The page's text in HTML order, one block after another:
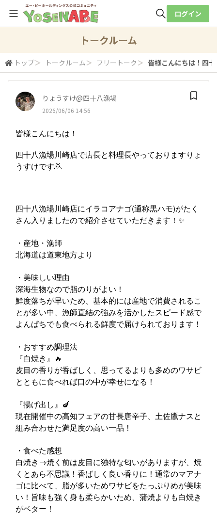
検索
ログイン
トークルーム
トップ＞ トークルーム＞ フリートーク ＞ 皆様こんにちは！四
りょうすけ@四十八漁場
2026/06/06 14:56
皆様こんにちは！
四十八漁場川崎店で店長と料理長やっておりますりょ
うすけです🙇
四十八漁場川崎店にイラコアナゴ(通称黒ハモ)がたく
さん入りましたので紹介させていただきます！✨
・産地・漁師
北海道は道東地方より
・美味しい理由
深海生物なので脂のりがよい！
鮮度落ちが早いため、基本的には産地で消費されるこ
とが多い中、漁師直結の強みを活かしたスピード感で
よんぱちでも食べられる鮮度で届けられております！
・おすすめ調理法
『白焼き』🔥
皮目の香りが香ばしく、思ってるよりも多めのワサビ
とともに食べれば口の中が幸せになる！
『揚げ出し』🍆
現在開催中の高知フェアの甘長唐辛子、土佐鷹ナスと
組み合わせた満足度の高い一品！
・食べた感想
白焼き→焼く前は皮目に独特な匂いがありますが、焼
くとあら不思議！香ばしく良い香りに！通常のマアナ
ゴに比べて、脂が多いためワサビをたっぷりめが美味
い！旨味も強く身も柔らかいため、蒲焼よりも白焼き
がベター！